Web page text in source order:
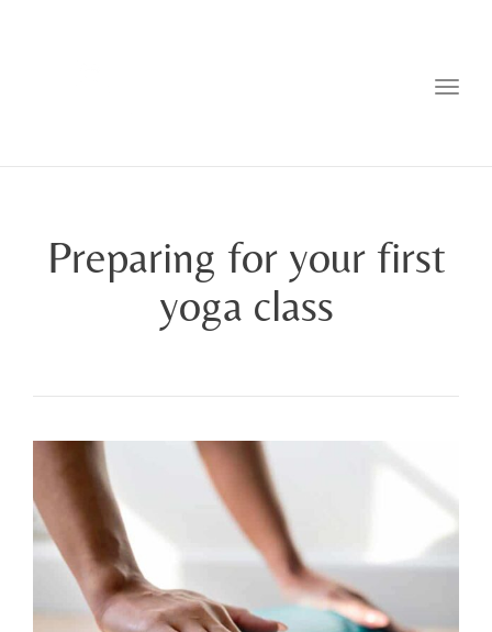
Preparing for your first
yoga class